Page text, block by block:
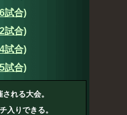
試合)
試合)
試合)
試合)
れる大会。
入りできる。